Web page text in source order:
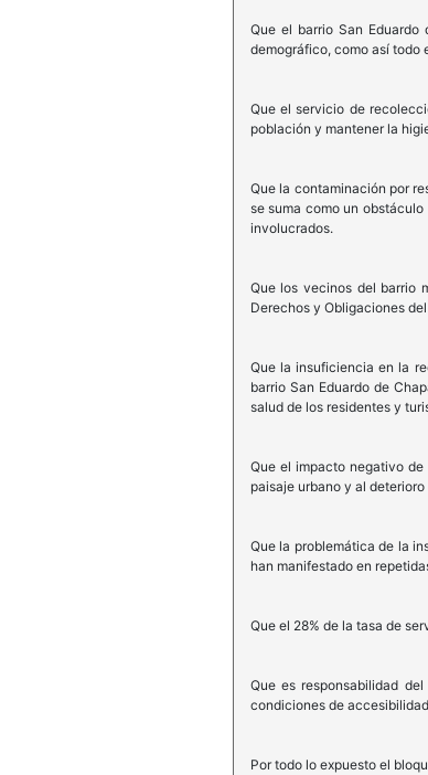
Que el barrio San
demográfico, como así todo
Que el servicio de
población y mantener la
Que la contaminación por
se suma como un
involucrados.
Que los vecinos del barrio
Derechos y Obligaciones
Que la insuficiencia en la
barrio San Eduardo de
salud de los residentes y
Que el impacto negativo
paisaje urbano y al
Que la problemática de la
han manifestado en
Que el 28% de la tasa de
Que es responsabilidad
condiciones de
Por todo lo expuesto el